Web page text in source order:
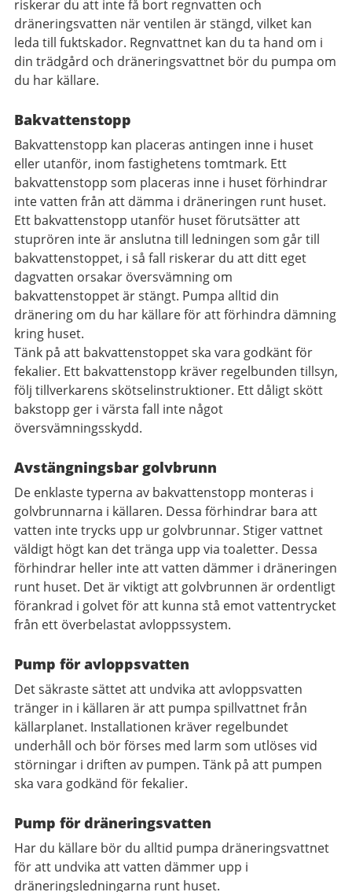
riskerar du att inte få bort regnvatten och
dräneringsvatten när ventilen är stängd, vilket kan
leda till fuktskador. Regnvattnet kan du ta hand om i
din trädgård och dräneringsvattnet bör du pumpa om
du har källare.
Bakvattenstopp
Bakvattenstopp kan placeras antingen inne i huset
eller utanför, inom fastighetens tomtmark. Ett
bakvattenstopp som placeras inne i huset förhindrar
inte vatten från att dämma i dräneringen runt huset.
Ett bakvattenstopp utanför huset förutsätter att
stuprören inte är anslutna till ledningen som går till
bakvattenstoppet, i så fall riskerar du att ditt eget
dagvatten orsakar översvämning om
bakvattenstoppet är stängt. Pumpa alltid din
dränering om du har källare för att förhindra dämning
kring huset.
Tänk på att bakvattenstoppet ska vara godkänt för
fekalier. Ett bakvattenstopp kräver regelbunden tillsyn,
följ tillverkarens skötselinstruktioner. Ett dåligt skött
bakstopp ger i värsta fall inte något
översvämningsskydd.
Avstängningsbar golvbrunn
De enklaste typerna av bakvattenstopp monteras i
golvbrunnarna i källaren. Dessa förhindrar bara att
vatten inte trycks upp ur golvbrunnar. Stiger vattnet
väldigt högt kan det tränga upp via toaletter. Dessa
förhindrar heller inte att vatten dämmer i dräneringen
runt huset. Det är viktigt att golvbrunnen är ordentligt
förankrad i golvet för att kunna stå emot vattentrycket
från ett överbelastat avloppssystem.
Pump för avloppsvatten
Det säkraste sättet att undvika att avloppsvatten
tränger in i källaren är att pumpa spillvattnet från
källarplanet. Installationen kräver regelbundet
underhåll och bör förses med larm som utlöses vid
störningar i driften av pumpen. Tänk på att pumpen
ska vara godkänd för fekalier.
Pump för dräneringsvatten
Har du källare bör du alltid pumpa dräneringsvattnet
för att undvika att vatten dämmer upp i
dräneringsledningarna runt huset.